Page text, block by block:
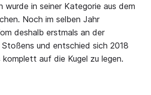
wurde in seiner Kategorie aus dem
Noch im selben Jahr
deshalb erstmals an der
und entschied sich 2018
komplett auf die Kugel zu legen.